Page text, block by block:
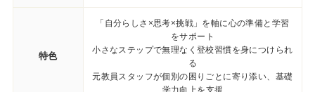
特色
「自分らしさ×思考×挑戦」を軸に心の準備と学習
をサポート
小さなステップで無理なく登校習慣を身につけられ
る
元教員スタッフが個別の困りごとに寄り添い、基礎